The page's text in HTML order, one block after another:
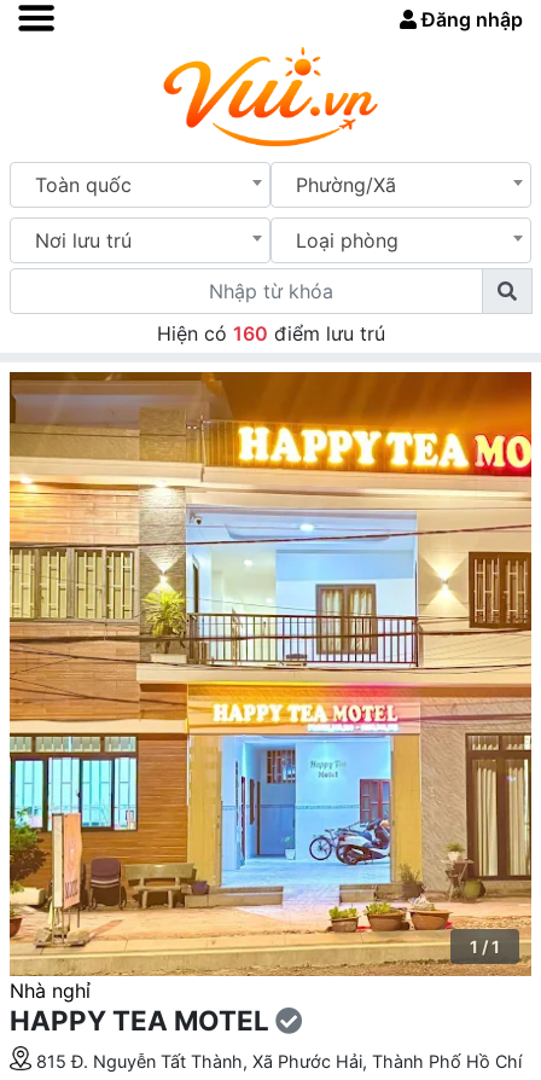
Đăng nhập
Toàn quốc Phường/Xã
Nơi lưu trú Loại phòng
Hiện có 160 điểm lưu trú
1 / 1
Nhà nghỉ
HAPPY TEA MOTEL
815 Đ. Nguyễn Tất Thành, Xã Phước Hải, Thành Phố Hồ Chí